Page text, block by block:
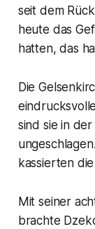
seit dem
heute das
hatten, das
Die
sind sie in
kassierten
Mit seiner
brachte